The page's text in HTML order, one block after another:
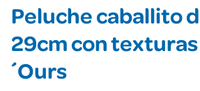
Peluche caballito
29cm con
´Ours